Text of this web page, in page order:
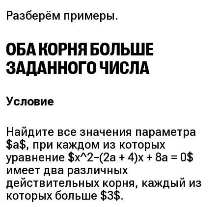
Разберём примеры.
ОБА КОРНЯ БОЛЬШЕ
ЗАДАННОГО ЧИСЛА
Условие
Найдите все значения параметра
$a$, при каждом из которых
уравнение $x^2−(2a + 4)x + 8a = 0$
имеет два различных
действительных корня, каждый из
которых больше $3$.